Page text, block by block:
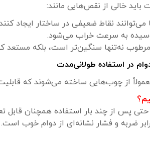
خالی از نقص‌هایی مانند:
می‌توانند نقاط ضعیفی در ساختار ایجاد
به سرعت خراب می‌شود.
نه‌تنها سنگین‌تر است، بلکه
از چوب‌هایی ساخته می‌شوند که قابلیت
پس از چند بار استفاده همچنان قابل
ضربه و فشار نشانه‌ای از دوام خوب است.